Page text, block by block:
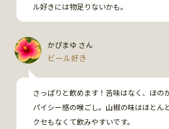
ル好きには物足りないかも。
かぴまゆ さん
ビール好き
さっぱりと飲めます！苦味はなく、ほの
パイシー感の喉ごし。山椒の味はほとん
クセもなくて飲みやすいです。